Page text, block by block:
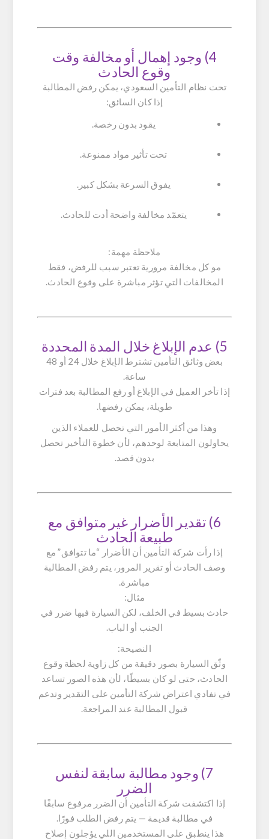
4) وجود إهمال أو مخالفة وقت
وقوع الحادث
تحت نظام التأمين السعودي، يمكن رفض المطالبة
إذا كان السائق:
يقود بدون رخصة.
تحت تأثير مواد ممنوعة.
يفوق السرعة بشكل كبير.
يتعمّد مخالفة واضحة أدت للحادث.
ملاحظة مهمة:
مو كل مخالفة مرورية تعتبر سبب للرفض، فقط
المخالفات التي تؤثر مباشرة على وقوع الحادث.
5) عدم الإبلاغ خلال المدة المحددة
بعض وثائق التأمين تشترط الإبلاغ خلال 24 أو 48
ساعة.
إذا تأخر العميل في الإبلاغ أو رفع المطالبة بعد فترات
طويلة، يمكن رفضها.
وهذا من أكثر الأمور التي تحصل للعملاء الذين
يحاولون المتابعة لوحدهم، لأن خطوة التأخير تحصل
بدون قصد.
6) تقدير الأضرار غير متوافق مع
طبيعة الحادث
إذا رأت شركة التأمين أن الأضرار “ما تتوافق” مع
وصف الحادث أو تقرير المرور، يتم رفض المطالبة
مباشرة.
مثال:
حادث بسيط في الخلف، لكن السيارة فيها ضرر في
الجنب أو الباب.
النصيحة:
وثّق السيارة بصور دقيقة من كل زاوية لحظة وقوع
الحادث، حتى لو كان بسيطًا، لأن هذه الصور تساعد
في تفادي اعتراض شركة التأمين على التقدير وتدعم
قبول المطالبة عند المراجعة.
7) وجود مطالبة سابقة لنفس
الضرر
إذا اكتشفت شركة التأمين أن الضرر مرفوع سابقًا
في مطالبة قديمة — يتم رفض الطلب فورًا.
هذا ينطبق على المستخدمين اللي يؤجلون إصلاح